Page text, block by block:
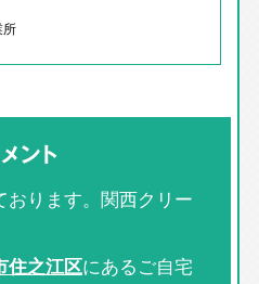
所
ント
ります。関西クリー
住之江区にあるご自宅